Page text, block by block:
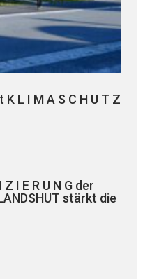
L I M A S C H U T Z
I E R U N G der
stärkt die